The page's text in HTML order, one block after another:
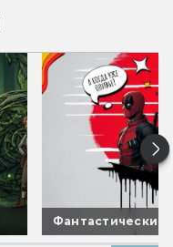
Фантастические